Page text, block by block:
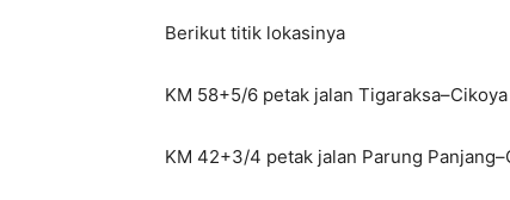
Berikut titik lokasinya
KM 58+5/6 petak jalan Tigaraksa–Cikoya
KM 42+3/4 petak jalan Parung